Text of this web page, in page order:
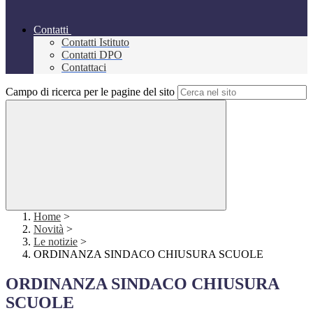
Contatti
Contatti Istituto
Contatti DPO
Contattaci
Campo di ricerca per le pagine del sito
Home >
Novità >
Le notizie >
ORDINANZA SINDACO CHIUSURA SCUOLE
ORDINANZA SINDACO CHIUSURA
SCUOLE